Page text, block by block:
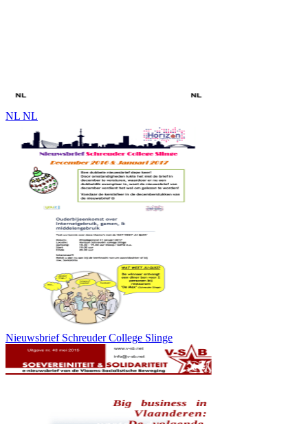
NL NL
Nieuwsbrief Schreuder College Slinge